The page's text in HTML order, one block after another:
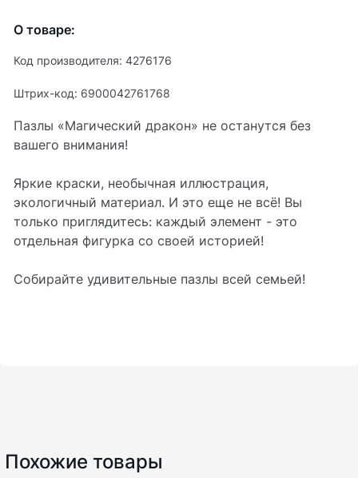
О товаре:
Код производителя: 4276176
Штрих-код: 6900042761768
Пазлы «Магический дракон» не останутся без
вашего внимания!
Яркие краски, необычная иллюстрация,
экологичный материал. И это еще не всё! Вы
только приглядитесь: каждый элемент - это
отдельная фигурка со своей историей!
Собирайте удивительные пазлы всей семьей!
Похожие товары